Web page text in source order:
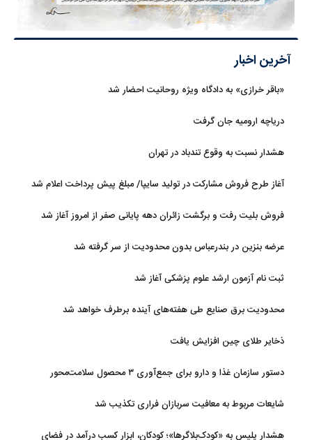
آخرین اخبار
«باقر خرازی» به دادگاه ویژه روحانیت احضار شد
دریاچه ارومیه جان گرفت
هشدار نسبت به وقوع تندباد در تهران
آغاز طرح فروش مشارکت در تولید سایپا/ مبلغ پیش پرداخت اعلام شد
فروش بلیت رفت و برگشت زائران دهه پایانی صفر از امروز آغاز شد
عرضه بنزین در بندرعباس بدون محدودیت از سر گرفته شد
ثبت نام آزمون ارشد علوم پزشکی آغاز شد
محدودیت‌ برق صنایع طی هفته‌های آینده برطرف خواهد شد
ذخایر طلای چین افزایش یافت
دستور سازمان غذا و دارو برای جمع‌آوری ۳ محصول سلامت‌محور
شایعات مربوط به معافیت سربازان فراری تکذیب شد
هشدار پلیس به «کودک‌بلاگرها»؛ کودکان، ابزار کسب درآمد در فضای